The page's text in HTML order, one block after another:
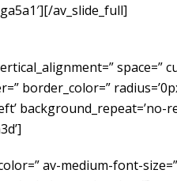
av_slide_full]
space=”
border_color=”
background_repeat=’no-
av-medium-font-